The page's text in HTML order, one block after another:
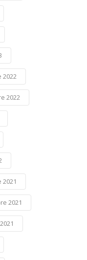
2022
2022
2021